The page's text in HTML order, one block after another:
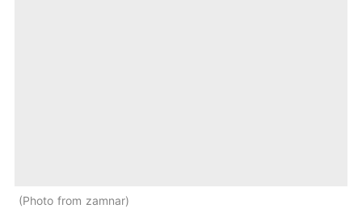
Photo from zamnar